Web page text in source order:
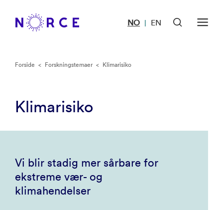
NO | EN
Forside < Forskningstemaer < Klimarisiko
Klimarisiko
Vi blir stadig mer sårbare for
ekstreme vær- og
klimahendelser